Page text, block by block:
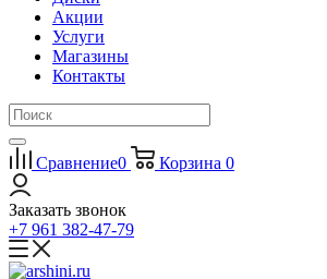
Акции
Услуги
Магазины
Контакты
Сравнение0 Корзина 0
Заказать звонок
+7 961 382-47-79